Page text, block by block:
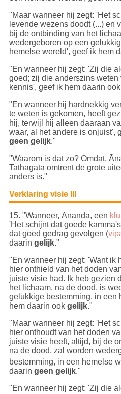
"Maar wanneer hij zegt: 'Het
levende wezens doodt (...) en
bij de ontbinding van het
wedergeboren op een
hemelse wereld', geef ik hem
"En wanneer hij zegt: 'Zij die
goed; zij die anderszins
kennis', geef ik hem daarin ook
"En wanneer hij hardnekkig
te weten is gekomen, heeft
hij, terwijl hij alleen daaraan
waar, al het andere is onjuist',
geen gelijk."
"Waarom is dat zo? Omdat,
Tathāgata omtrent de grote
anders is."
Verklaring visie III
15. "Wanneer, Ānanda, een
'Het schijnt dat goede
dat goed gedrag gevolgen (
daarin gelijk."
"En wanneer hij zegt: 'Want ik
hier onthield van het doden
juiste visie had. Ik heb gezien
het lichaam, na de dood, is
gelukkige bestemming, in een
hem daarin ook gelijk."
"Maar wanneer hij zegt: 'Het
hier onthoudt van het doden
juiste visie heeft, altijd, bij de
na de dood, zal worden
bestemming, in een hemelse
daarin geen gelijk."
"En wanneer hij zegt: 'Zij die